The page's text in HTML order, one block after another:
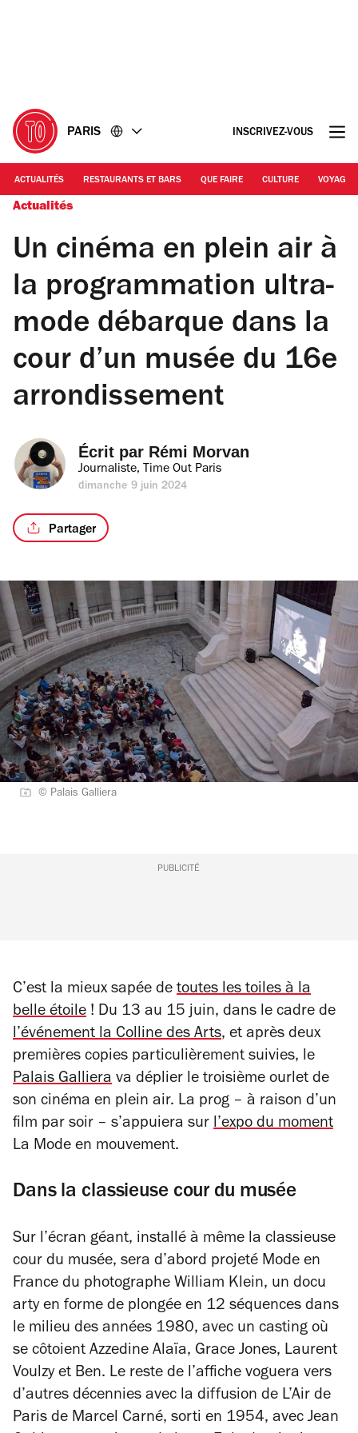
PARIS INSCRIVEZ-VOUS
ACTUALITÉS RESTAURANTS ET BARS QUE FAIRE CULTURE VOYAGE
Actualités
Un cinéma en plein air à
la programmation ultra-
mode débarque dans la
cour d’un musée du 16e
arrondissement
Écrit par Rémi Morvan
Journaliste, Time Out Paris
dimanche 9 juin 2024
Partager
© Palais Galliera
PUBLICITÉ
C’est la mieux sapée de toutes les toiles à la
belle étoile ! Du 13 au 15 juin, dans le cadre de
l’événement la Colline des Arts, et après deux
premières copies particulièrement suivies, le
Palais Galliera va déplier le troisième ourlet de
son cinéma en plein air. La prog – à raison d’un
film par soir – s’appuiera sur l’expo du moment
La Mode en mouvement.
Dans la classieuse cour du musée
Sur l’écran géant, installé à même la classieuse
cour du musée, sera d’abord projeté Mode en
France du photographe William Klein, un docu
arty en forme de plongée en 12 séquences dans
le milieu des années 1980, avec un casting où
se côtoient Azzedine Alaïa, Grace Jones, Laurent
Voulzy et Ben. Le reste de l’affiche voguera vers
d’autres décennies avec la diffusion de L’Air de
Paris de Marcel Carné, sorti en 1954, avec Jean